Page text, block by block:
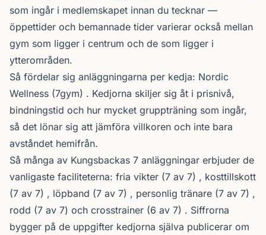
som ingår i medlemskapet innan du tecknar —
öppettider och bemannade tider varierar också mellan
gym som ligger i centrum och de som ligger i
ytterområden.
Så fördelar sig anläggningarna per kedja: Nordic
Wellness (7gym) . Kedjorna skiljer sig åt i prisnivå,
bindningstid och hur mycket gruppträning som ingår,
så det lönar sig att jämföra villkoren och inte bara
avståndet hemifrån.
Så många av Kungsbackas 7 anläggningar erbjuder de
vanligaste faciliteterna: fria vikter (7 av 7) , kosttillskott
(7 av 7) , löpband (7 av 7) , personlig tränare (7 av 7) ,
rodd (7 av 7) och crosstrainer (6 av 7) . Siffrorna
bygger på de uppgifter kedjorna själva publicerar om